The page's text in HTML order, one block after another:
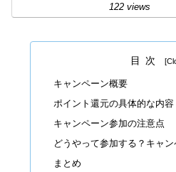
122 views
目次
キャンペーン概要
ポイント還元の具体的な内容
キャンペーン参加の注意点
どうやって参加する？キャ
まとめ